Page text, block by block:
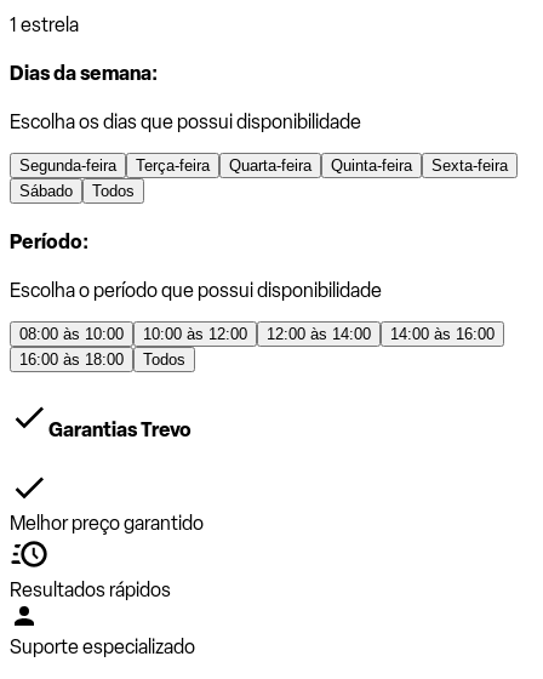
1 estrela
Dias da semana:
Escolha os dias que possui disponibilidade
Segunda-feira Terça-feira Quarta-feira Quinta-feira
Sexta-feira
Sábado
Todos
Período:
Escolha o período que possui disponibilidade
08:00 às 10:00 10:00 às 12:00 12:00 às 14:00
14:00 às 16:00
16:00 às 18:00
Todos
Garantias Trevo
Melhor preço garantido
Resultados rápidos
Suporte especializado